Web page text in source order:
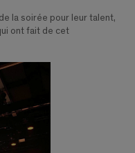
la soirée pour leur talent,
ont fait de cet